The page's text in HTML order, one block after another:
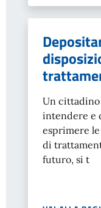
Un cittadino
intendere e
esprimere
di
futuro, si t